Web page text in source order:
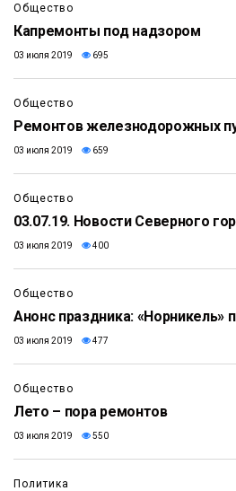
Общество
Капремонты под надзором
03 июля 2019 695
Общество
Ремонтов железнодорожных
03 июля 2019 659
19:49
Общество
03.07.19. Новости Северного
03 июля 2019 400
Общество
Анонс праздника: «Норникель»
03 июля 2019 477
Общество
Лето – пора ремонтов
03 июля 2019 550
Политика